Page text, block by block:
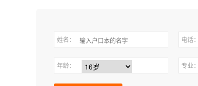
姓名： 电话：
年龄： 专业：